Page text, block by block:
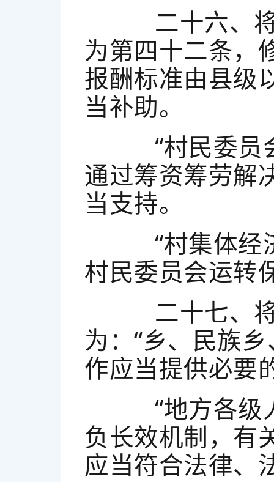
二十六、将
为第四十二条，
报酬标准由县级
当补助。
“村民委员
通过筹资筹劳解
当支持。
“村集体经
村民委员会运转
二十七、将
为：“乡、民族
作应当提供必要
“地方各级
负长效机制，有
应当符合法律、